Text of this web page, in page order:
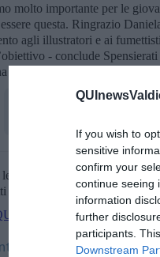
If you wish to
sensitive
confirm your
continue seeing
information
further
participants.
Downstream
molto importante per le
questa. Ringrazio
agli illustratori e ai
- conclude
alimentazione che parte a
le notizie principali della
i giorni alle 20:00
anche: